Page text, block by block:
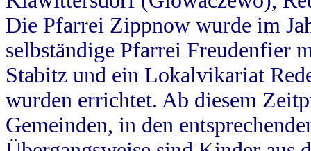
Die Pfarrei Zippnow wurde im
selbständige Pfarrei Freudenfier
Stabitz und ein Lokalvikariat
wurden errichtet. Ab diesem
Gemeinden, in den